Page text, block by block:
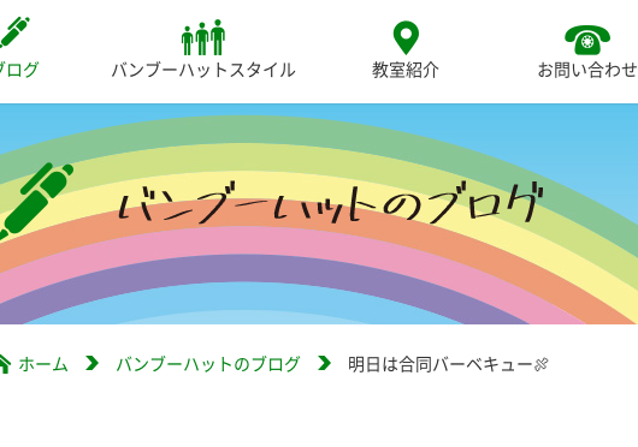
ログ バンブーハットスタイル 教室紹介 お問い合わせ
ホーム バンブーハットのブログ 明日は合同バーベキュー🍖